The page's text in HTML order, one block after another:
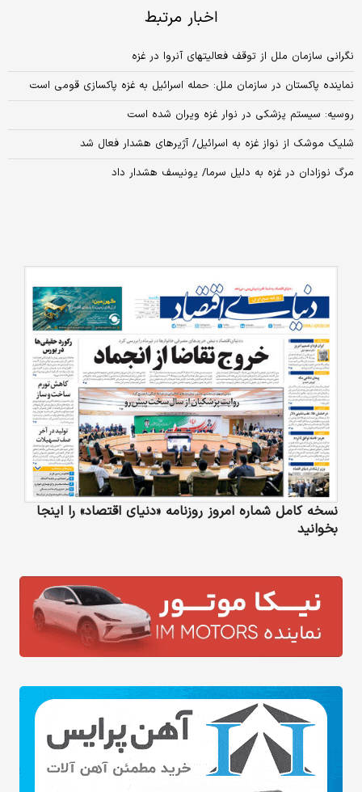
اخبار مرتبط
نگرانی سازمان ملل از توقف فعالیتهای آنروا در غزه
نماینده پاکستان در سازمان ملل: حمله اسرائیل به غزه پاکسازی قومی است
روسیه: سیستم پزشکی در نوار غزه ویران شده است
شلیک موشک از نواز غزه به اسرائیل/ آژیرهای هشدار فعال شد
مرگ نوزادان در غزه به دلیل سرما/ یونیسف هشدار داد
نسخه کامل شماره امروز روزنامه «دنیای‌ اقتصاد» را اینجا
بخوانید